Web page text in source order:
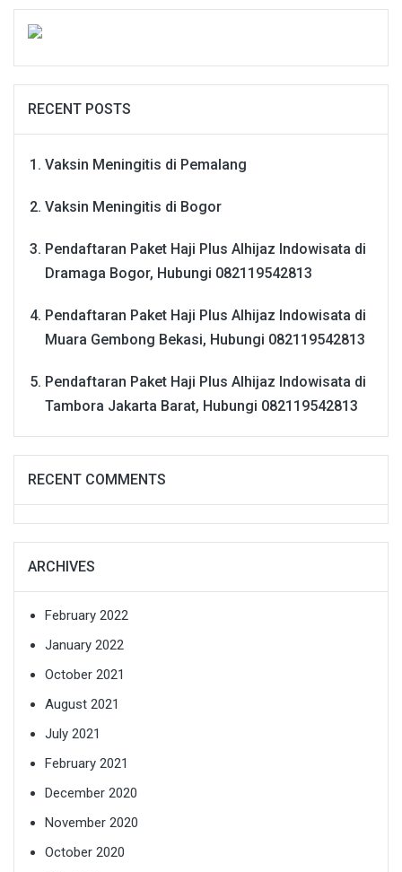
RECENT POSTS
Vaksin Meningitis di Pemalang
Vaksin Meningitis di Bogor
Pendaftaran Paket Haji Plus Alhijaz Indowisata di
Dramaga Bogor, Hubungi 082119542813
Pendaftaran Paket Haji Plus Alhijaz Indowisata di
Muara Gembong Bekasi, Hubungi 082119542813
Pendaftaran Paket Haji Plus Alhijaz Indowisata di
Tambora Jakarta Barat, Hubungi 082119542813
RECENT COMMENTS
ARCHIVES
February 2022
January 2022
October 2021
August 2021
July 2021
February 2021
December 2020
November 2020
October 2020